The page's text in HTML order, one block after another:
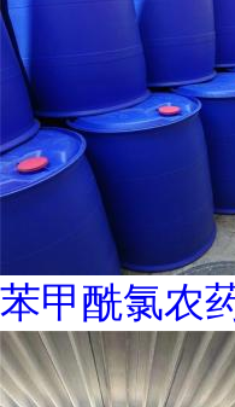
苯甲酰氯农